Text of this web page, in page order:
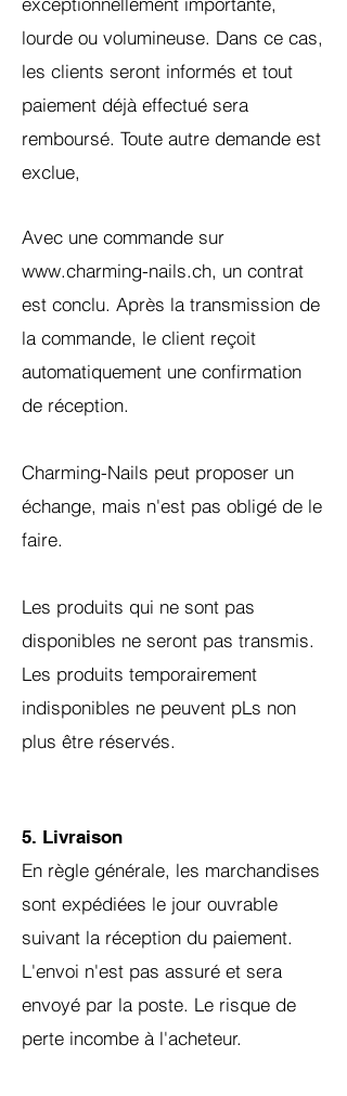
lourde ou volumineuse. Dans ce cas,
les clients seront informés et tout
paiement déjà effectué sera
remboursé. Toute autre demande est
exclue,
Avec une commande sur
www.charming-nails.ch, un contrat
est conclu. Après la transmission de
la commande, le client reçoit
automatiquement une confirmation
de réception.
Charming-Nails peut proposer un
échange, mais n'est pas obligé de le
faire.
Les produits qui ne sont pas
disponibles ne seront pas transmis.
Les produits temporairement
indisponibles ne peuvent pLs non
plus être réservés.
5. Livraison
En règle générale, les marchandises
sont expédiées le jour ouvrable
suivant la réception du paiement.
L'envoi n'est pas assuré et sera
envoyé par la poste. Le risque de
perte incombe à l'acheteur.